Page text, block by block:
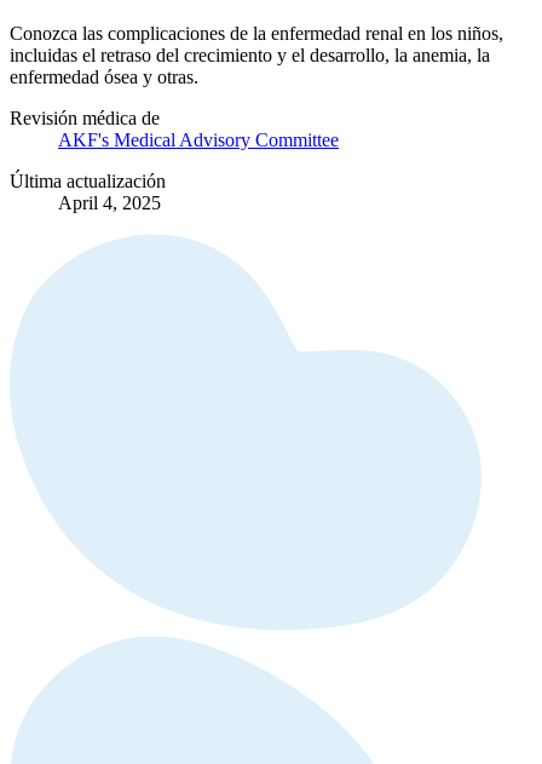
Conozca las complicaciones de la enfermedad renal en los niños,
incluidas el retraso del crecimiento y el desarrollo, la anemia, la
enfermedad ósea y otras.
Revisión médica de
AKF's Medical Advisory Committee
Última actualización
April 4, 2025